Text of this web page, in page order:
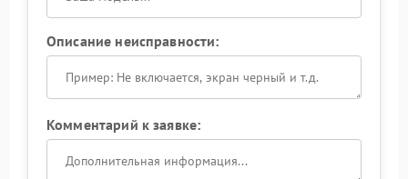
Описание неисправности:
Комментарий к заявке: